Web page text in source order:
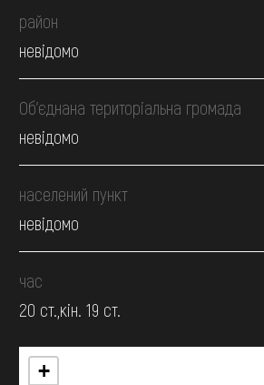
район
невідомо
Об’єднана територіальна громада
невідомо
населений пункт
невідомо
час
20 ст.,кін. 19 ст.
+